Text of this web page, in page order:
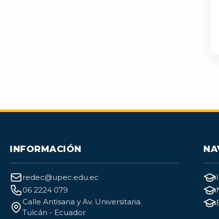
INFORMACIÓN
redec@upec.edu.ec
06 2224 079
Calle Antisana y Av. Universitaria.
Tulcán - Ecuador